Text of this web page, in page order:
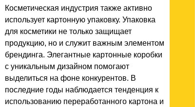
Косметическая индустрия также активно
использует картонную упаковку. Упаковка
для косметики не только защищает
продукцию, но и служит важным элементом
брендинга. Элегантные картонные коробки
с уникальным дизайном помогают
выделиться на фоне конкурентов. В
последние годы наблюдается тенденция к
использованию переработанного картона и